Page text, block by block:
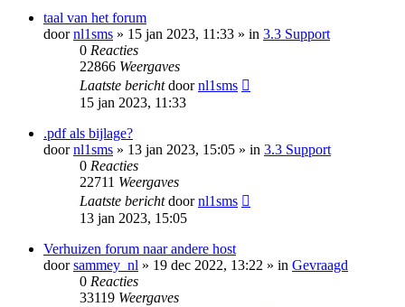
taal van het forum
doornl1sms » 15 jan 2023, 11:33 » in 3.3 Support
0 Reacties
22866 Weergaves
Laatste berichtdoornl1sms
15 jan 2023, 11:33
.pdf als bijlage?
doornl1sms » 13 jan 2023, 15:05 » in 3.3 Support
0 Reacties
22711 Weergaves
Laatste berichtdoornl1sms
13 jan 2023, 15:05
Verhuizen forum naar andere host
doorsammey_nl » 19 dec 2022, 13:22 » in Gevraagd
0 Reacties
33119 Weergaves